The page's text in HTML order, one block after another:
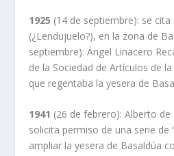
1925 (14 de septiembre): se
(¿Lendujuelo?), en la zona de
septiembre): Ángel Linacero
de la Sociedad de Artículos de
que regentaba la yesera de
1941 (26 de febrero): Alberto de
solicita permiso de una serie de
ampliar la yesera de Basaldúa